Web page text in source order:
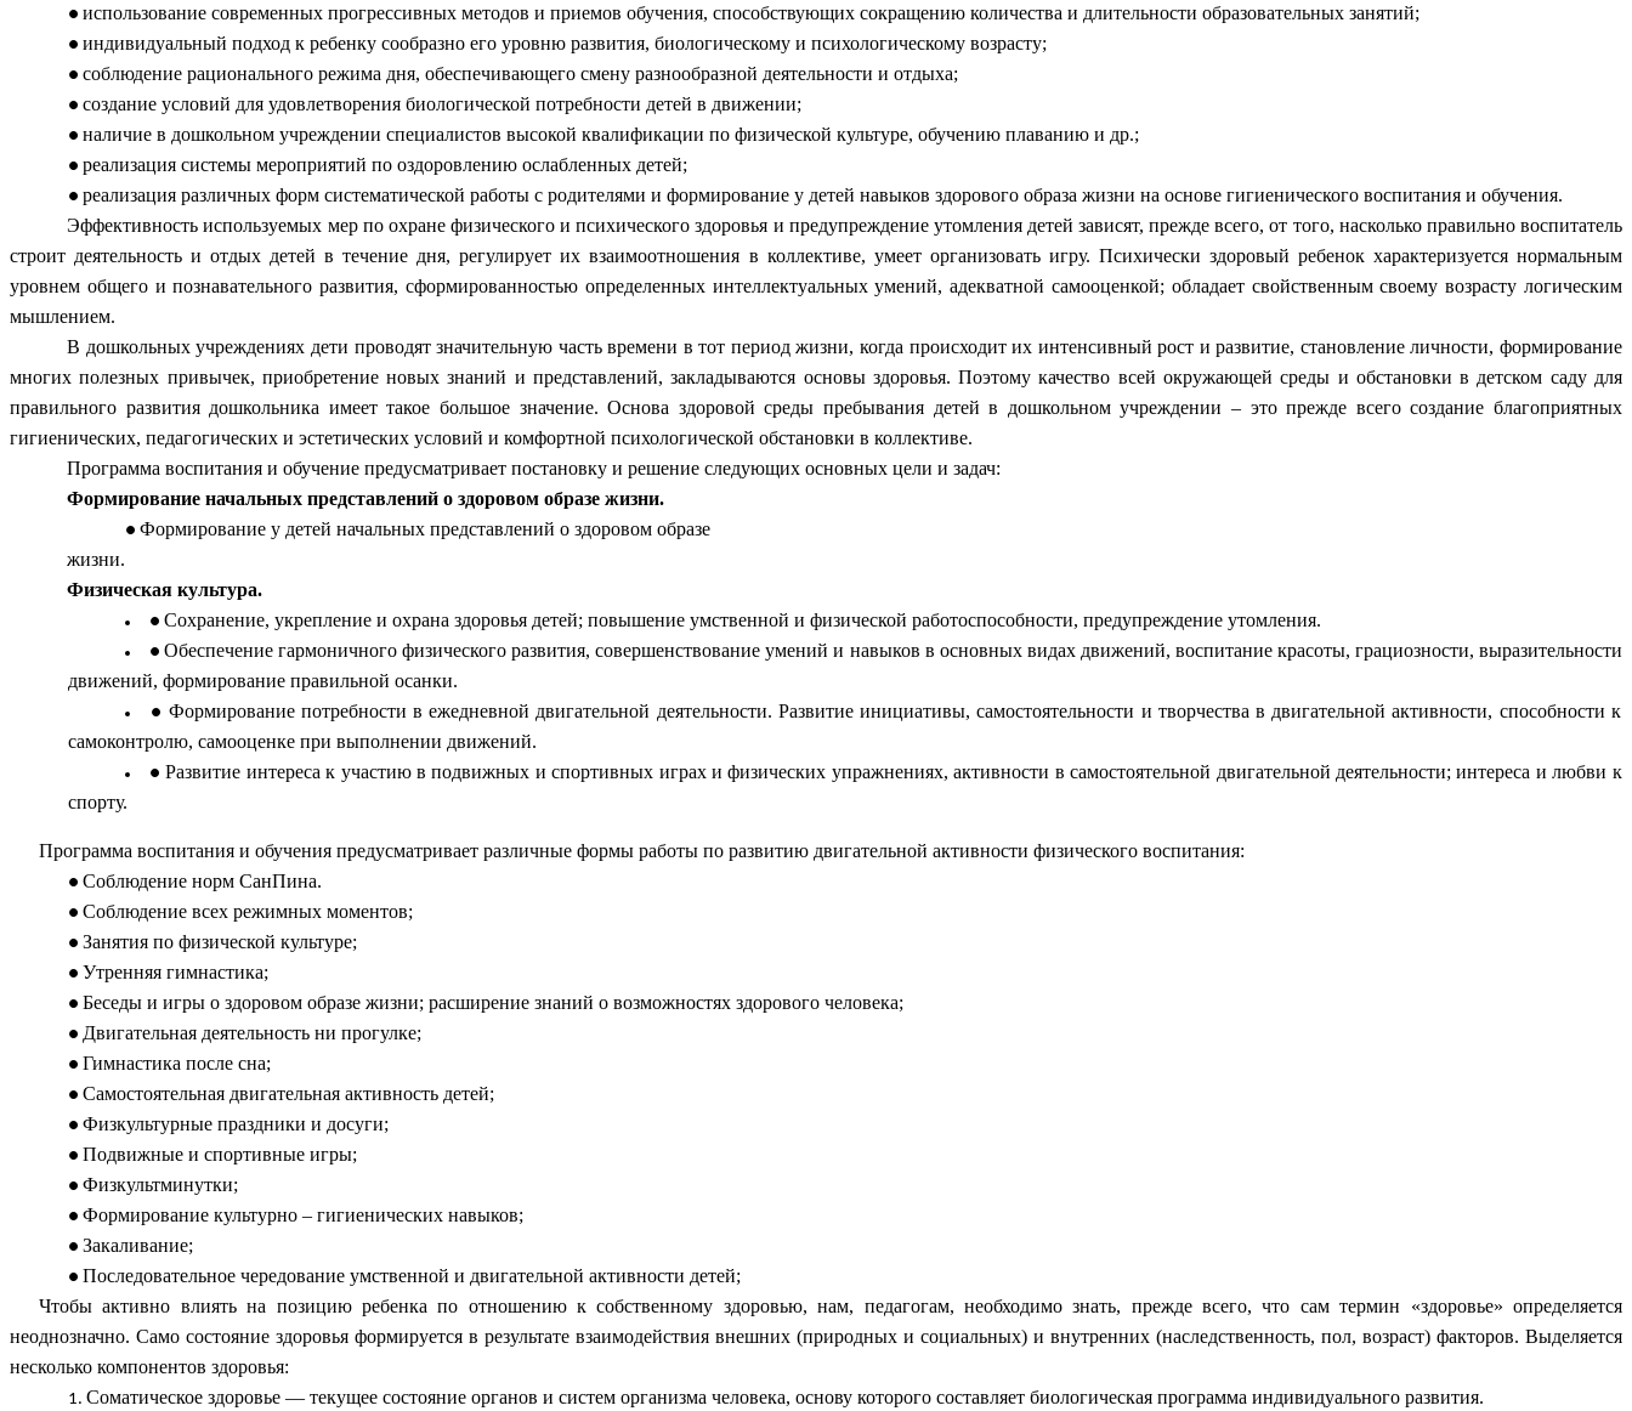
использование современных прогрессивных методов и приемов обучения, способствующих сокращению количества и длительности образовательных занятий;
индивидуальный подход к ребенку сообразно его уровню развития, биологическому и психологическому возрасту;
соблюдение рационального режима дня, обеспечивающего смену разнообразной деятельности и отдыха;
создание условий для удовлетворения биологической потребности детей в движении;
наличие в дошкольном учреждении специалистов высокой квалификации по физической культуре, обучению плаванию и др.;
реализация системы мероприятий по оздоровлению ослабленных детей;
реализация различных форм систематической работы с родителями и формирование у детей навыков здорового образа жизни на основе гигиенического воспитания и обучения.
Эффективность используемых мер по охране физического и психического здоровья и предупреждение утомления детей зависят, прежде всего, от того, насколько правильно воспитатель
строит деятельность и отдых детей в течение дня, регулирует их взаимоотношения в коллективе, умеет организовать игру. Психически здоровый ребенок характеризуется нормальным
уровнем общего и познавательного развития, сформированностью определенных интеллектуальных умений, адекватной самооценкой; обладает свойственным своему возрасту логическим
мышлением.
В дошкольных учреждениях дети проводят значительную часть времени в тот период жизни, когда происходит их интенсивный рост и развитие, становление личности, формирование
многих полезных привычек, приобретение новых знаний и представлений, закладываются основы здоровья. Поэтому качество всей окружающей среды и обстановки в детском саду для
правильного развития дошкольника имеет такое большое значение. Основа здоровой среды пребывания детей в дошкольном учреждении – это прежде всего создание благоприятных
гигиенических, педагогических и эстетических условий и комфортной психологической обстановки в коллективе.
Программа воспитания и обучение предусматривает постановку и решение следующих основных цели и задач:
Формирование начальных представлений о здоровом образе жизни.
Формирование у детей начальных представлений о здоровом образе
жизни.
Физическая культура.
Сохранение, укрепление и охрана здоровья детей; повышение умственной и физической работоспособности, предупреждение утомления.
Обеспечение гармоничного физического развития, совершенствование умений и навыков в основных видах движений, воспитание красоты, грациозности, выразительности
движений, формирование правильной осанки.
Формирование потребности в ежедневной двигательной деятельности. Развитие инициативы, самостоятельности и творчества в двигательной активности, способности к
самоконтролю, самооценке при выполнении движений.
Развитие интереса к участию в подвижных и спортивных играх и физических упражнениях, активности в самостоятельной двигательной деятельности; интереса и любви к
спорту.
Программа воспитания и обучения предусматривает различные формы работы по развитию двигательной активности физического воспитания:
Соблюдение норм СанПина.
Соблюдение всех режимных моментов;
Занятия по физической культуре;
Утренняя гимнастика;
Беседы и игры о здоровом образе жизни; расширение знаний о возможностях здорового человека;
Двигательная деятельность ни прогулке;
Гимнастика после сна;
Самостоятельная двигательная активность детей;
Физкультурные праздники и досуги;
Подвижные и спортивные игры;
Физкультминутки;
Формирование культурно – гигиенических навыков;
Закаливание;
Последовательное чередование умственной и двигательной активности детей;
Чтобы активно влиять на позицию ребенка по отношению к собственному здоровью, нам, педагогам, необходимо знать, прежде всего, что сам термин «здоровье» определяется
неоднозначно. Само состояние здоровья формируется в результате взаимодействия внешних (природных и социальных) и внутренних (наследственность, пол, возраст) факторов. Выделяется
несколько компонентов здоровья:
Соматическое здоровье — текущее состояние органов и систем организма человека, основу которого составляет биологическая программа индивидуального развития.